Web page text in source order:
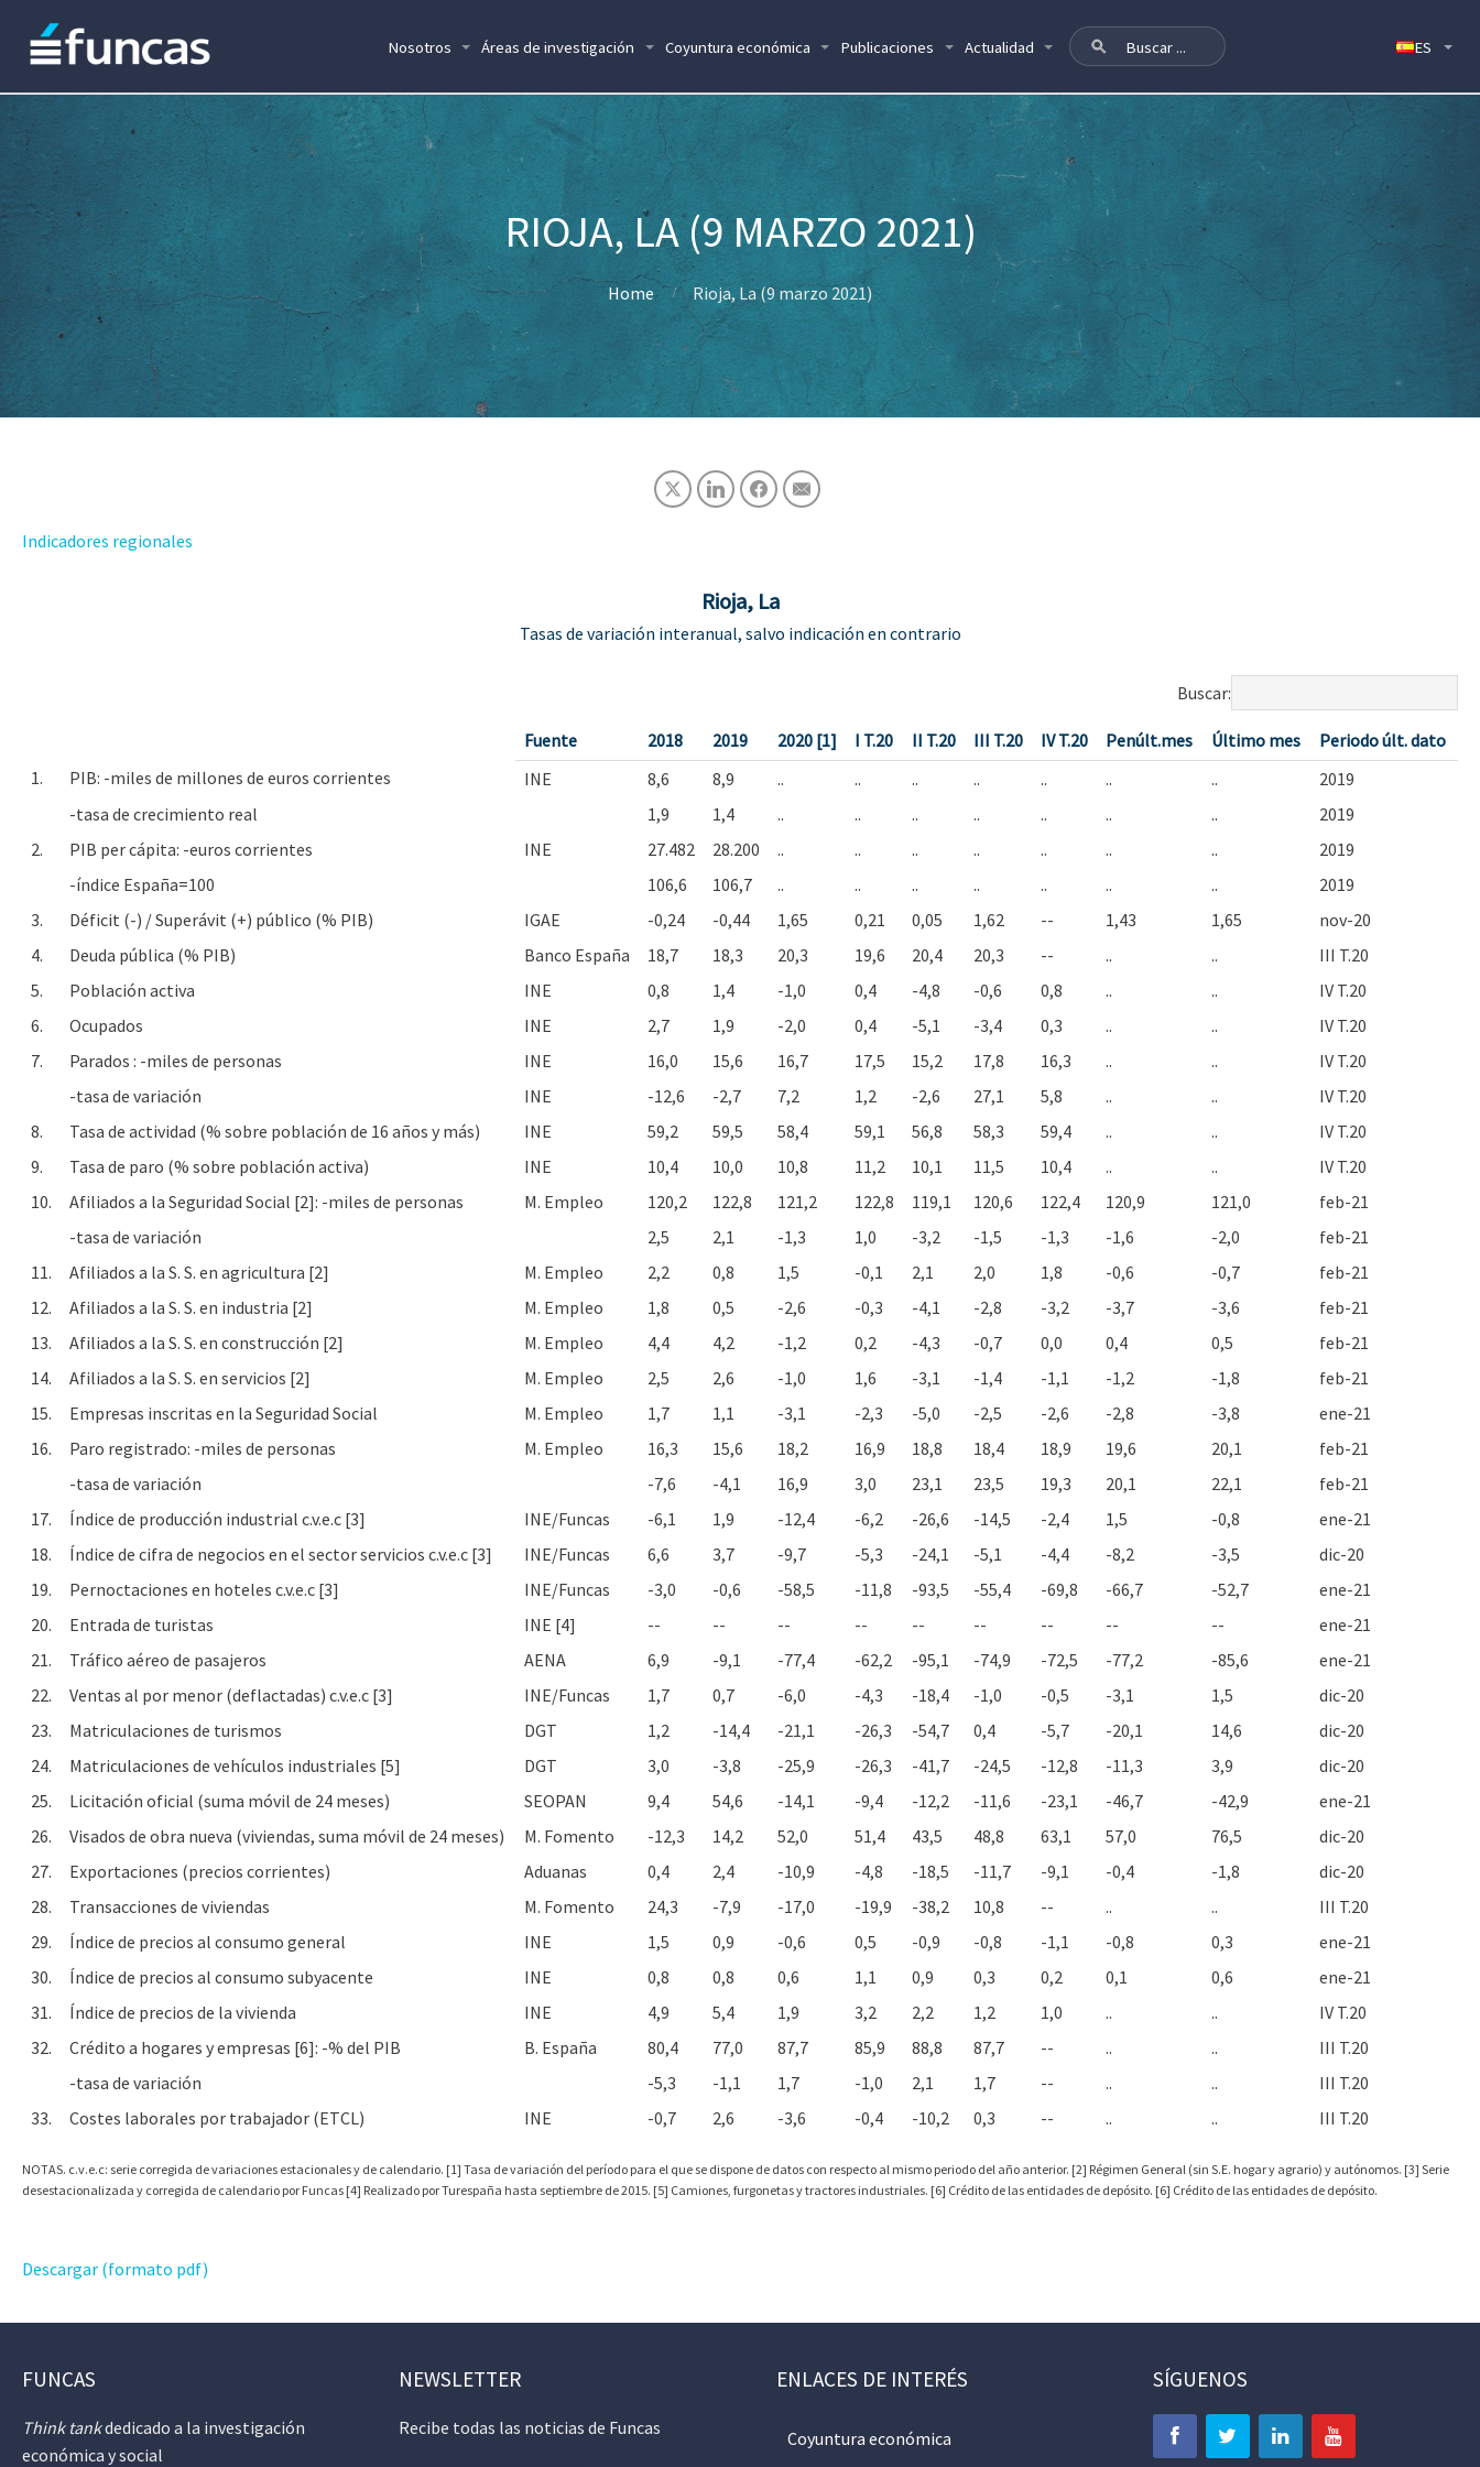
Nosotros Áreas de investigación Coyuntura económica Publicaciones Actualidad
RIOJA, LA (9 MARZO 2021)
Home Rioja, La (9 marzo 2021)
Indicadores regionales
Rioja, La
Tasas de variación interanual, salvo indicación en contrario
Buscar:
Fuente 2018 2019 2020 [1] I T.20 II T.20 III T.20 IV T.20 Penúlt.mes Último mes
Periodo últ. dato
1.
PIB: -miles de millones de euros corrientes INE 8,6 8,9 .. .. .. .. .. .. ..
2019
-tasa de crecimiento real
1,9 1,4 .. .. .. .. .. .. ..
2019
2.
PIB per cápita: -euros corrientes INE 27.482 28.200 .. .. .. .. .. .. ..
2019
-índice España=100
106,6 106,7 .. .. .. .. .. .. ..
2019
3.
Déficit (-) / Superávit (+) público (% PIB) IGAE -0,24 -0,44 1,65 0,21 0,05 1,62 -- 1,43 1,65
nov-20
4.
Deuda pública (% PIB) Banco España 18,7 18,3 20,3 19,6 20,4 20,3 -- .. ..
III T.20
5.
Población activa INE 0,8 1,4 -1,0 0,4 -4,8 -0,6 0,8 .. ..
IV T.20
6.
Ocupados INE 2,7 1,9 -2,0 0,4 -5,1 -3,4 0,3 .. ..
IV T.20
7.
Parados : -miles de personas INE 16,0 15,6 16,7 17,5 15,2 17,8 16,3 .. ..
IV T.20
-tasa de variación
INE -12,6 -2,7 7,2 1,2 -2,6 27,1 5,8 .. ..
IV T.20
8.
Tasa de actividad (% sobre población de 16 años y más) INE 59,2 59,5 58,4 59,1 56,8 58,3 59,4 .. ..
IV T.20
9.
Tasa de paro (% sobre población activa) INE 10,4 10,0 10,8 11,2 10,1 11,5 10,4 .. ..
IV T.20
10.
Afiliados a la Seguridad Social [2]: -miles de personas M. Empleo 120,2 122,8 121,2 122,8 119,1 120,6 122,4 120,9 121,0
feb-21
-tasa de variación
2,5 2,1 -1,3 1,0 -3,2 -1,5 -1,3 -1,6 -2,0
feb-21
11.
Afiliados a la S. S. en agricultura [2] M. Empleo 2,2 0,8 1,5 -0,1 2,1 2,0 1,8 -0,6 -0,7
feb-21
12.
Afiliados a la S. S. en industria [2] M. Empleo 1,8 0,5 -2,6 -0,3 -4,1 -2,8 -3,2 -3,7 -3,6
feb-21
13.
Afiliados a la S. S. en construcción [2] M. Empleo 4,4 4,2 -1,2 0,2 -4,3 -0,7 0,0 0,4 0,5
feb-21
14.
Afiliados a la S. S. en servicios [2] M. Empleo 2,5 2,6 -1,0 1,6 -3,1 -1,4 -1,1 -1,2 -1,8
feb-21
15.
Empresas inscritas en la Seguridad Social M. Empleo 1,7 1,1 -3,1 -2,3 -5,0 -2,5 -2,6 -2,8 -3,8
ene-21
16.
Paro registrado: -miles de personas M. Empleo 16,3 15,6 18,2 16,9 18,8 18,4 18,9 19,6 20,1
feb-21
-tasa de variación
-7,6 -4,1 16,9 3,0 23,1 23,5 19,3 20,1 22,1
feb-21
17.
Índice de producción industrial c.v.e.c [3] INE/Funcas -6,1 1,9 -12,4 -6,2 -26,6 -14,5 -2,4 1,5 -0,8
ene-21
18.
Índice de cifra de negocios en el sector servicios c.v.e.c [3] INE/Funcas 6,6 3,7 -9,7 -5,3 -24,1 -5,1 -4,4 -8,2 -3,5
dic-20
19.
Pernoctaciones en hoteles c.v.e.c [3] INE/Funcas -3,0 -0,6 -58,5 -11,8 -93,5 -55,4 -69,8 -66,7 -52,7
ene-21
20.
Entrada de turistas INE [4] -- -- -- -- -- -- -- -- --
ene-21
21.
Tráfico aéreo de pasajeros AENA 6,9 -9,1 -77,4 -62,2 -95,1 -74,9 -72,5 -77,2 -85,6
ene-21
22.
Ventas al por menor (deflactadas) c.v.e.c [3] INE/Funcas 1,7 0,7 -6,0 -4,3 -18,4 -1,0 -0,5 -3,1 1,5
dic-20
23.
Matriculaciones de turismos DGT 1,2 -14,4 -21,1 -26,3 -54,7 0,4 -5,7 -20,1 14,6
dic-20
24.
Matriculaciones de vehículos industriales [5] DGT 3,0 -3,8 -25,9 -26,3 -41,7 -24,5 -12,8 -11,3 3,9
dic-20
25.
Licitación oficial (suma móvil de 24 meses) SEOPAN 9,4 54,6 -14,1 -9,4 -12,2 -11,6 -23,1 -46,7 -42,9
ene-21
26.
Visados de obra nueva (viviendas, suma móvil de 24 meses) M. Fomento -12,3 14,2 52,0 51,4 43,5 48,8 63,1 57,0 76,5
dic-20
27.
Exportaciones (precios corrientes) Aduanas 0,4 2,4 -10,9 -4,8 -18,5 -11,7 -9,1 -0,4 -1,8
dic-20
28.
Transacciones de viviendas M. Fomento 24,3 -7,9 -17,0 -19,9 -38,2 10,8 -- .. ..
III T.20
29.
Índice de precios al consumo general INE 1,5 0,9 -0,6 0,5 -0,9 -0,8 -1,1 -0,8 0,3
ene-21
30.
Índice de precios al consumo subyacente INE 0,8 0,8 0,6 1,1 0,9 0,3 0,2 0,1 0,6
ene-21
31.
Índice de precios de la vivienda INE 4,9 5,4 1,9 3,2 2,2 1,2 1,0 .. ..
IV T.20
32.
Crédito a hogares y empresas [6]: -% del PIB B. España 80,4 77,0 87,7 85,9 88,8 87,7 -- .. ..
III T.20
-tasa de variación
-5,3 -1,1 1,7 -1,0 2,1 1,7 -- .. ..
III T.20
33.
Costes laborales por trabajador (ETCL) INE -0,7 2,6 -3,6 -0,4 -10,2 0,3 -- .. .. III T.20
NOTAS. c.v.e.c: serie corregida de variaciones estacionales y de calendario. [1] Tasa de variación del período para el que se dispone de datos con respecto al mismo periodo del año anterior. [2] Régimen General (sin S.E. hogar y agrario) y autónomos. [3] Serie
desestacionalizada y corregida de calendario por Funcas [4] Realizado por Turespaña hasta septiembre de 2015. [5] Camiones, furgonetas y tractores industriales. [6] Crédito de las entidades de depósito. [6] Crédito de las entidades de depósito.
Descargar (formato pdf)
FUNCAS
Think tankdedicado a la investigación
económica y social
NEWSLETTER
Recibe todas las noticias de Funcas
ENLACES DE INTERÉS
Coyuntura económica
SÍGUENOS